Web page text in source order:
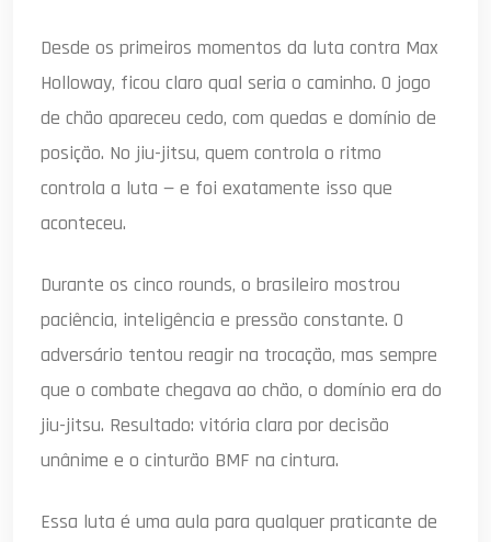
Desde os primeiros momentos da luta contra Max
Holloway, ficou claro qual seria o caminho. O jogo
de chão apareceu cedo, com quedas e domínio de
posição. No jiu-jitsu, quem controla o ritmo
controla a luta — e foi exatamente isso que
aconteceu.
Durante os cinco rounds, o brasileiro mostrou
paciência, inteligência e pressão constante. O
adversário tentou reagir na trocação, mas sempre
que o combate chegava ao chão, o domínio era do
jiu-jitsu. Resultado: vitória clara por decisão
unânime e o cinturão BMF na cintura.
Essa luta é uma aula para qualquer praticante de